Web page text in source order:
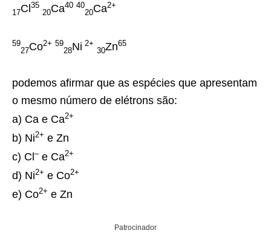
17Cl 35
20Ca40 40
20Ca2+
59
27Co2+ 59
28Ni 2+
30Zn65
podemos afirmar que as espécies que apresentam
o mesmo número de elétrons são:
a) Ca e Ca2+
b) Ni2+ e Zn
c) Cl –e Ca2+
d) Ni2+ e Co2+
e) Co2+ e Zn
Patrocinador